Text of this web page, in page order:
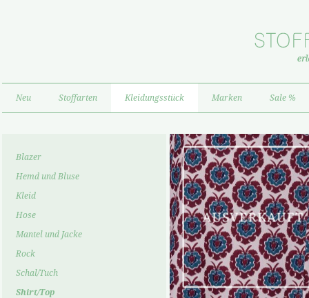
Neu Stoffarten Kleidungsstück Marken Sale %
Blazer
Hemd und Bluse
Kleid
Hose
Mantel und Jacke
Rock
Schal/Tuch
Shirt/Top